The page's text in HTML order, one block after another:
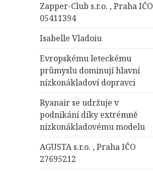
Zapper-Club s.r.o. , Praha IČO
05411394
Isabelle Vladoiu
Evropskému leteckému
průmyslu dominují hlavní
nízkonákladoví dopravci
Ryanair se udržuje v
podnikání díky extrémně
nízkonákladovému modelu
AGUSTA s.r.o. , Praha IČO
27695212